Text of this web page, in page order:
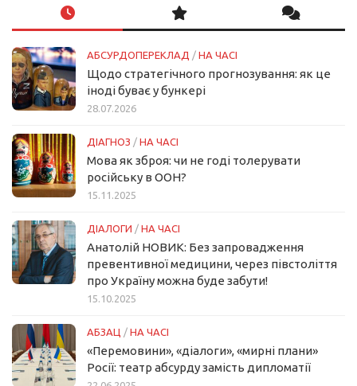
АБСУРДОПЕРЕКЛАД / НА ЧАСІ
Щодо стратегічного прогнозування: як це
іноді буває у бункері
28.07.2026
ДІАГНОЗ / НА ЧАСІ
Мова як зброя: чи не годі толерувати
російську в ООН?
15.11.2025
ДІАЛОГИ / НА ЧАСІ
Анатолій НОВИК: Без запровадження
превентивної медицини, через півстоліття
про Україну можна буде забути!
15.10.2025
АБЗАЦ / НА ЧАСІ
«Перемовини», «діалоги», «мирні плани»
Росії: театр абсурду замість дипломатії